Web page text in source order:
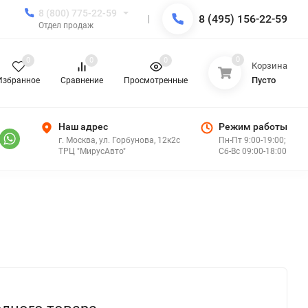
8 (800) 775-22-59
Отдел продаж 8 (495) 156-22-59
0
Сравнение
0
Просмотренные
0 0
Корзина
Пусто
Наш адрес
г. Москва, ул. Горбунова, 12к2с
ТРЦ "МирусАвто"
Режим работы
Пн-Пт 9:00-19:00;
Сб-Вс 09:00-18:00